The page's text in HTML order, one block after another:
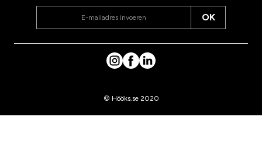
OK
© Hööks.se 2020